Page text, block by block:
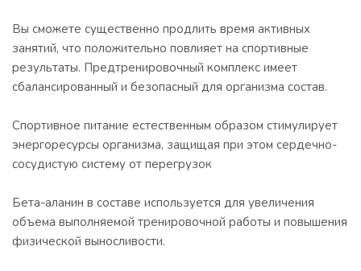
Вы сможете существенно продлить время активных
занятий, что положительно повлияет на спортивные
результаты. Предтренировочный комплекс имеет
сбалансированный и безопасный для организма состав.
Спортивное питание естественным образом стимулирует
энергоресурсы организма, защищая при этом сердечно-
сосудистую систему от перегрузок
Бета-аланин в составе используется для увеличения
объема выполняемой тренировочной работы и повышения
физической выносливости.